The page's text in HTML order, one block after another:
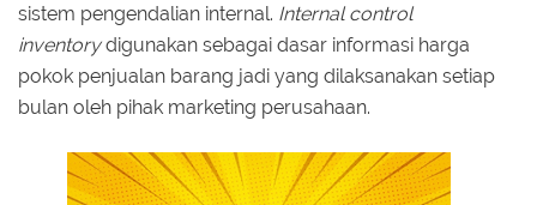
sistem pengendalian internal. Internal control
inventorydigunakan sebagai dasar informasi harga
pokok penjualan barang jadi yang dilaksanakan setiap
bulan oleh pihak marketing perusahaan.